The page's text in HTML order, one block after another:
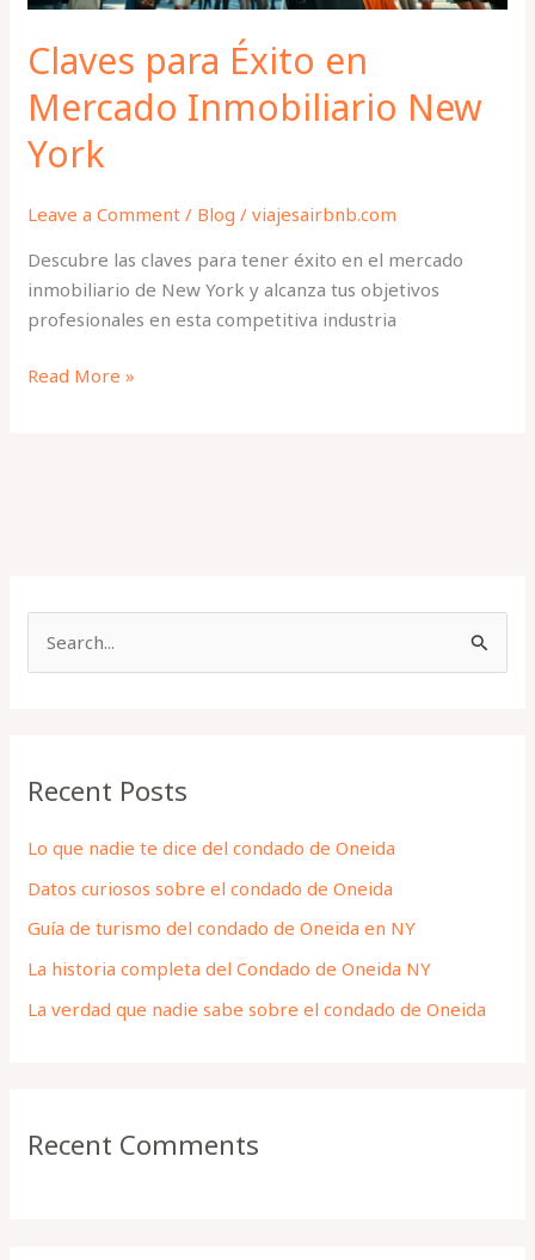
Claves para Éxito en
Mercado Inmobiliario New
York
Leave a Comment / Blog /viajesairbnb.com
Descubre las claves para tener éxito en el mercado
inmobiliario de New York y alcanza tus objetivos
profesionales en esta competitiva industria
Read More »
c
f
o
r
:
Recent Posts
Lo que nadie te dice del condado de Oneida
Datos curiosos sobre el condado de Oneida
Guía de turismo del condado de Oneida en NY
La historia completa del Condado de Oneida NY
La verdad que nadie sabe sobre el condado de Oneida
Recent Comments